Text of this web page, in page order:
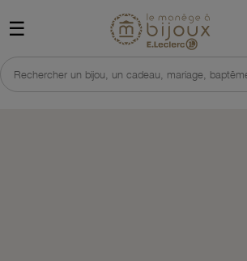
☰
Rechercher un bijou, un cadeau, mariage,